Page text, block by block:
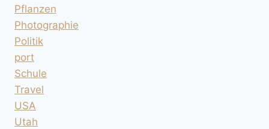
Pflanzen
Photographie
Politik
port
Schule
Travel
USA
Utah